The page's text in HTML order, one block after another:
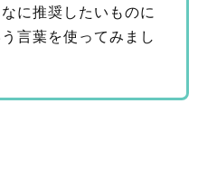
に推奨したいものに
言葉を使ってみまし